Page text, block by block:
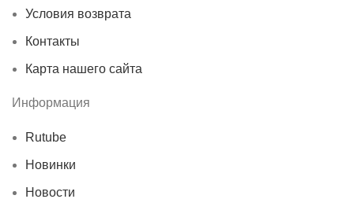
Условия возврата
Контакты
Карта нашего сайта
Информация
Rutube
Новинки
Новости